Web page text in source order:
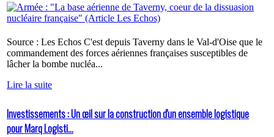
Source : Les Echos C'est depuis Taverny dans le Val-d'Oise que le
commandement des forces aériennes françaises susceptibles de
lâcher la bombe nucléa...
Lire la suite
Investissements : Un œil sur la construction d'un ensemble logistique
pour Marq Logisti...